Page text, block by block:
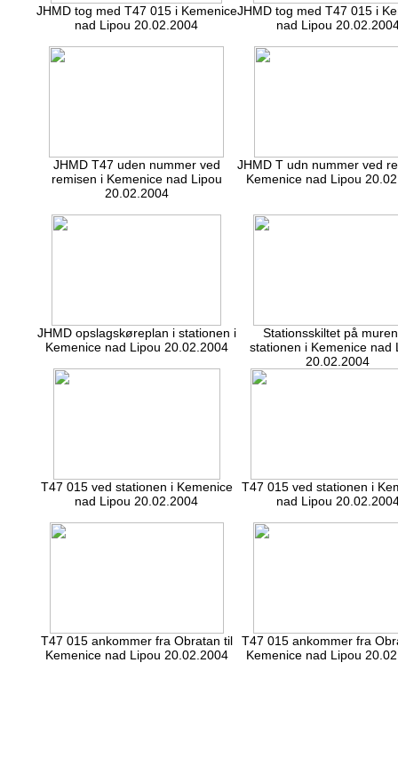
JHMD tog med T47 015 i Kemenice
nad Lipou 20.02.2004
JHMD tog med T47 015 i
nad Lipou
JHMD T47 uden nummer ved
remisen i Kemenice nad Lipou
20.02.2004
JHMD T udn nummer ved
Kemenice nad Lipou
JHMD opslagskøreplan i stationen i
Kemenice nad Lipou 20.02.2004
Stationsskiltet på
stationen i Kemenice nad
20.02.2004
T47 015 ved stationen i Kemenice
nad Lipou 20.02.2004
T47 015 ved stationen i
nad Lipou
T47 015 ankommer fra Obratan til
Kemenice nad Lipou 20.02.2004
T47 015 ankommer fra
Kemenice nad Lipou